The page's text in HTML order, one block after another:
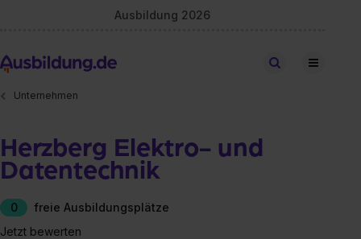
Ausbildung 2026
Stellen finden
Unternehmen
Herzberg Elektro- und
Datentechnik
0
freie Ausbildungsplätze
Jetzt bewerten